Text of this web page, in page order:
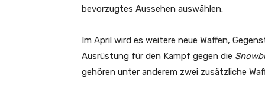
bevorzugtes Aussehen auswählen.
Im April wird es weitere neue Waffen,
Ausrüstung für den Kampf gegen die
gehören unter anderem zwei zusätzliche